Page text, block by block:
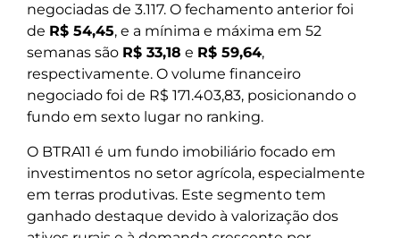
negociadas de 3.117. O fechamento anterior foi
de R$ 54,45, e a mínima e máxima em 52
semanas são R$ 33,18 e R$ 59,64,
respectivamente. O volume financeiro
negociado foi de R$ 171.403,83, posicionando o
fundo em sexto lugar no ranking.
O BTRA11 é um fundo imobiliário focado em
investimentos no setor agrícola, especialmente
em terras produtivas. Este segmento tem
ganhado destaque devido à valorização dos